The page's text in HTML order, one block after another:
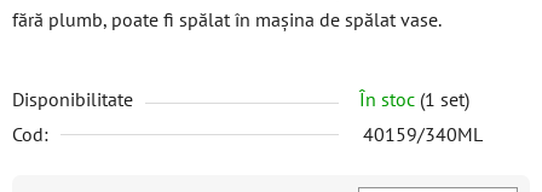
fără plumb, poate fi spălat în mașina de spălat vase.
Disponibilitate În stoc (1 set)
Cod:
40159/340ML